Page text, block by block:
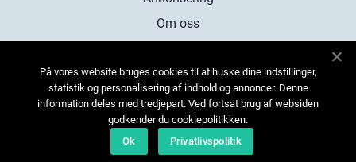
Om oss
Kontakta oss
Sitemap
På vores website bruges cookies til at huske dine indstillinger,
statistik og personalisering af indhold og annoncer. Denne
information deles med tredjepart. Ved fortsat brug af websiden
godkender du cookiepolitikken.
Ok
Privatlivspolitik